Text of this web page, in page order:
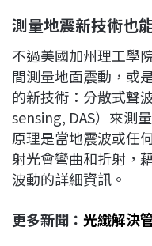
測量地震新技術也
不過美國加州理工學
間測量地面震動，或
的新技術：分散式聲
sensing, DAS）來測
原理是當地震波或任
射光會彎曲和折射，
波動的詳細資訊。
更多新聞： 光纖解決